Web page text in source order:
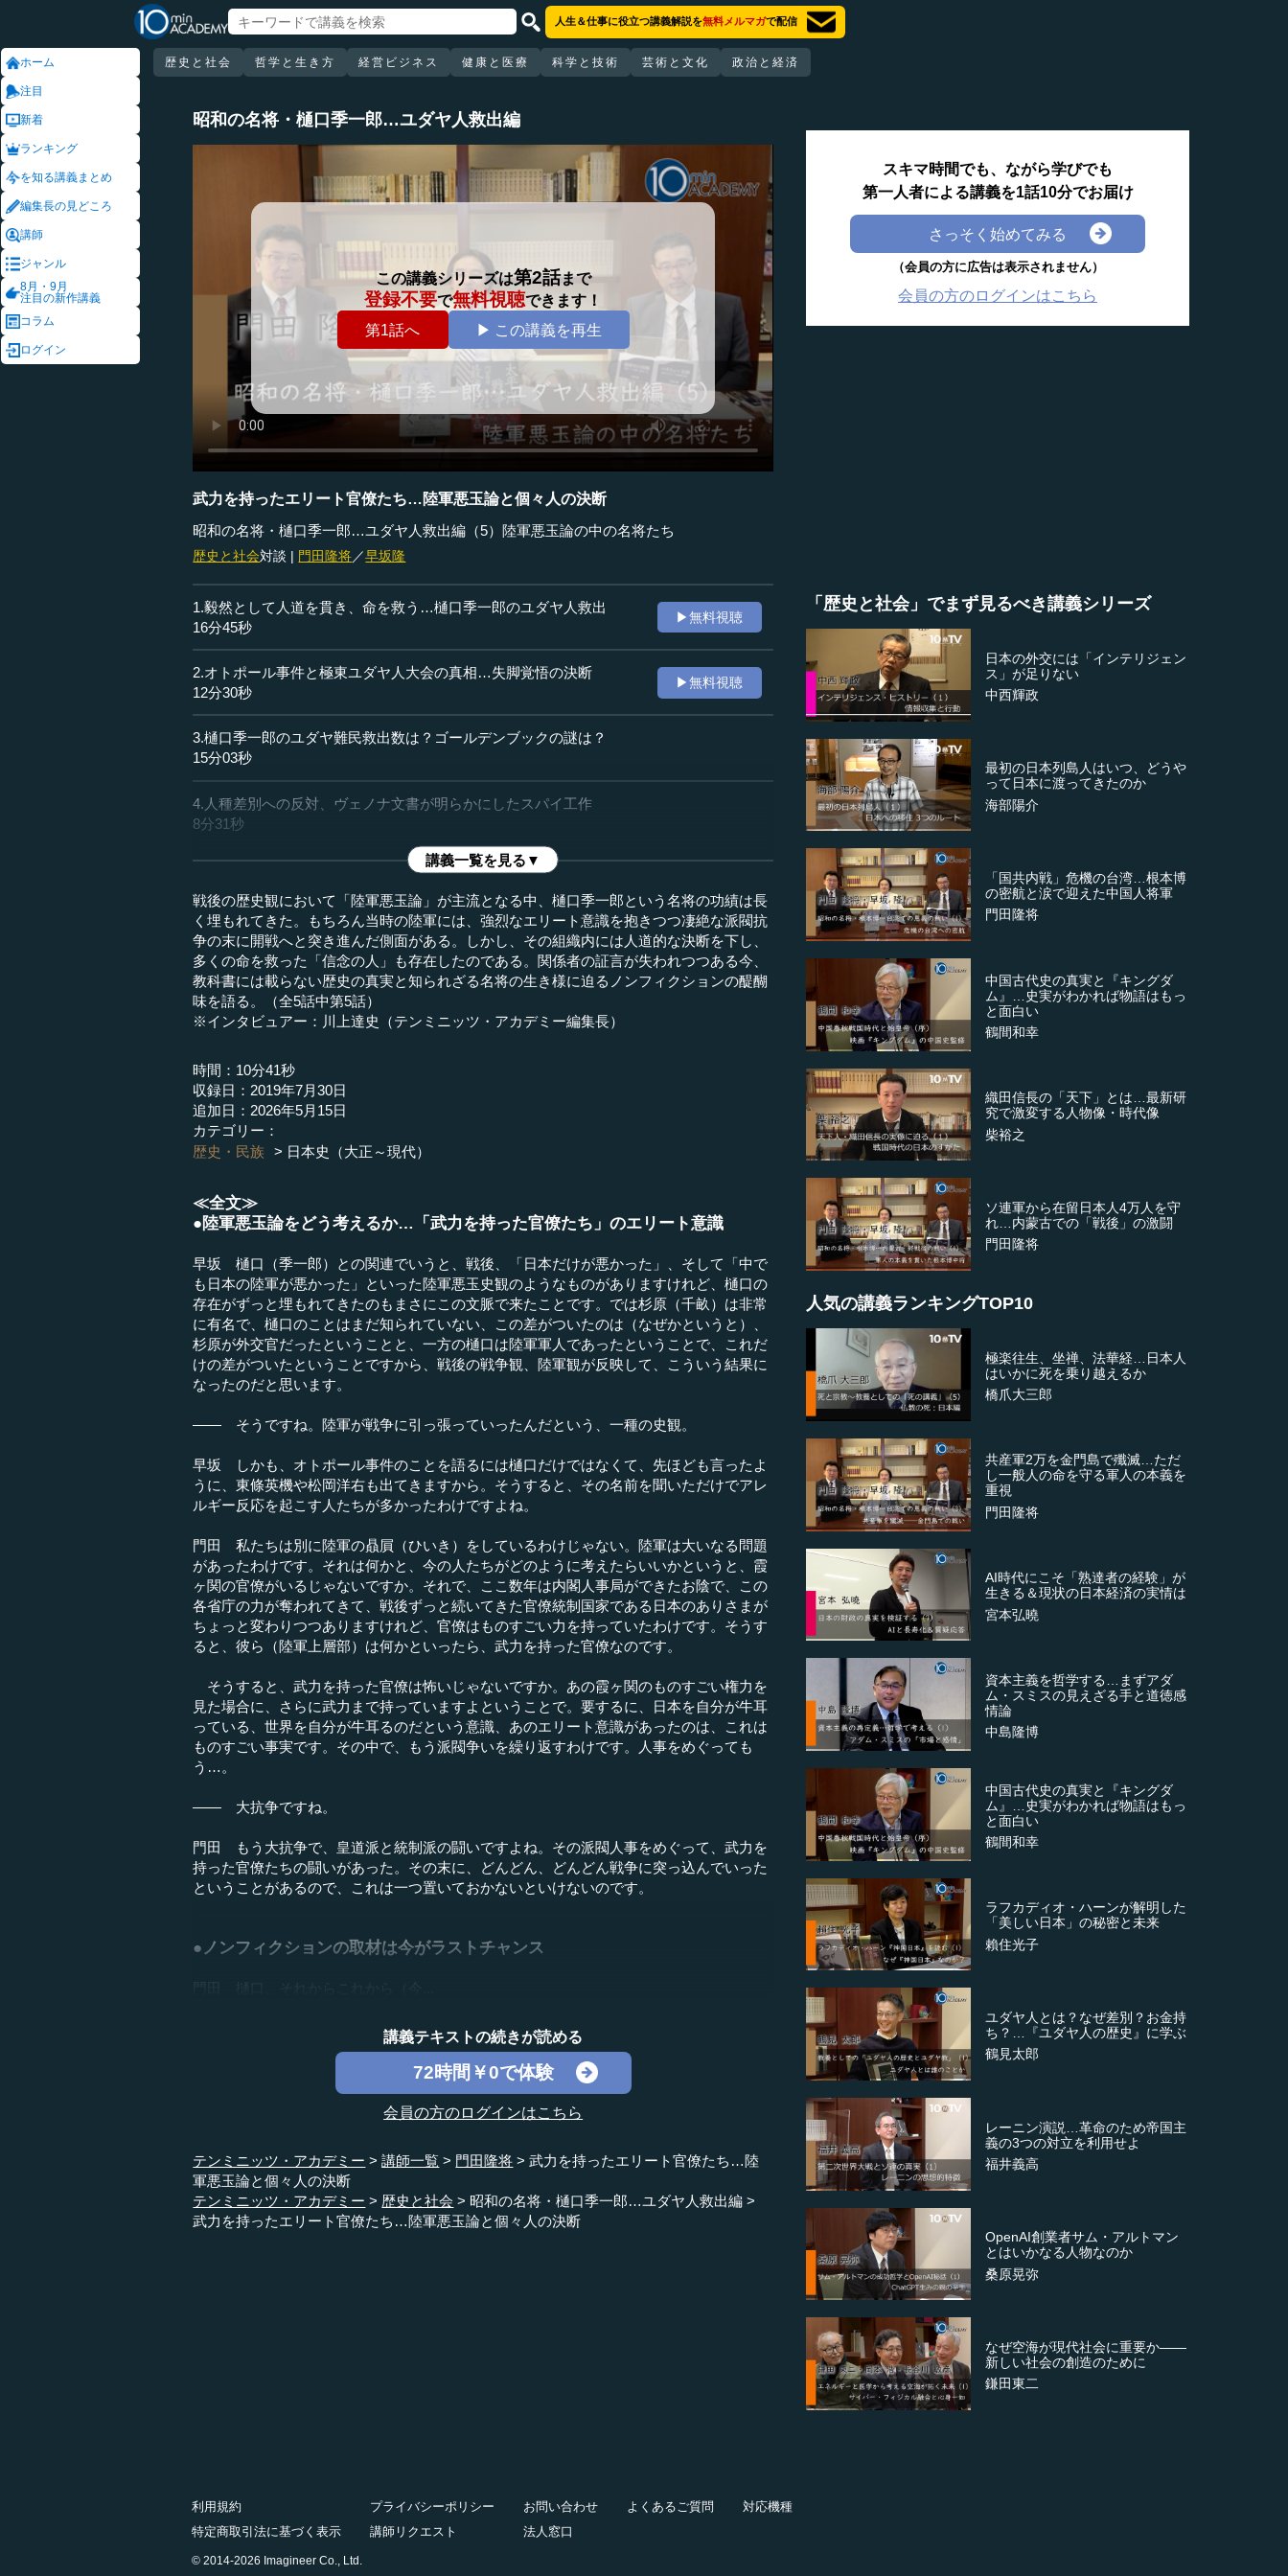
ホーム
注目
新着
ランキング
を知る講義まとめ
編集長の見どころ
講師
ジャンル
8月・9月
注目の新作講義
コラム
ログイン
人生＆仕事に役立つ講義解説を無料メルマガで配信
歴史と社会 哲学と生き方 経営ビジネス 健康と医療 科学と技術 芸術と文化 政治と経済
昭和の名将・樋口季一郎…ユダヤ人救出編
この講義シリーズは第2話まで
登録不要で無料視聴できます！
第1話へ
▶ この講義を再生
武力を持ったエリート官僚たち…陸軍悪玉論と個々人の決断
昭和の名将・樋口季一郎…ユダヤ人救出編（5）陸軍悪玉論の中の名将たち
歴史と社会対談 | 門田隆将／早坂隆
1.毅然として人道を貫き、命を救う…樋口季一郎のユダヤ人救出
16分45秒
▶無料視聴
2.オトポール事件と極東ユダヤ人大会の真相…失脚覚悟の決断
12分30秒
▶無料視聴
3.樋口季一郎のユダヤ難民救出数は？ゴールデンブックの謎は？
15分03秒
4.人種差別への反対、ヴェノナ文書が明らかにしたスパイ工作
8分31秒
講義一覧を見る▼
戦後の歴史観において「陸軍悪玉論」が主流となる中、樋口季一郎という名将の功績は長
く埋もれてきた。もちろん当時の陸軍には、強烈なエリート意識を抱きつつ凄絶な派閥抗
争の末に開戦へと突き進んだ側面がある。しかし、その組織内には人道的な決断を下し、
多くの命を救った「信念の人」も存在したのである。関係者の証言が失われつつある今、
教科書には載らない歴史の真実と知られざる名将の生き様に迫るノンフィクションの醍醐
味を語る。（全5話中第5話）
※インタビュアー：川上達史（テンミニッツ・アカデミー編集長）
時間：10分41秒
収録日：2019年7月30日
追加日：2026年5月15日
カテゴリー：
歴史・民族
日本史（大正～現代）
≪全文≫
●陸軍悪玉論をどう考えるか…「武力を持った官僚たち」のエリート意識
早坂 樋口（季一郎）との関連でいうと、戦後、「日本だけが悪かった」、そして「中で
も日本の陸軍が悪かった」といった陸軍悪玉史観のようなものがありますけれど、樋口の
存在がずっと埋もれてきたのもまさにこの文脈で来たことです。では杉原（千畝）は非常
に有名で、樋口のことはまだ知られていない、この差がついたのは（なぜかというと）、
杉原が外交官だったということと、一方の樋口は陸軍軍人であったということで、これだ
けの差がついたということですから、戦後の戦争観、陸軍観が反映して、こういう結果に
なったのだと思います。
―― そうですね。陸軍が戦争に引っ張っていったんだという、一種の史観。
早坂 しかも、オトポール事件のことを語るには樋口だけではなくて、先ほども言ったよ
うに、東條英機や松岡洋右も出てきますから。そうすると、その名前を聞いただけでアレ
ルギー反応を起こす人たちが多かったわけですよね。
門田 私たちは別に陸軍の贔屓（ひいき）をしているわけじゃない。陸軍は大いなる問題
があったわけです。それは何かと、今の人たちがどのように考えたらいいかというと、霞
ヶ関の官僚がいるじゃないですか。それで、ここ数年は内閣人事局ができたお陰で、この
各省庁の力が奪われてきて、戦後ずっと続いてきた官僚統制国家である日本のありさまが
ちょっと変わりつつありますけれど、官僚はものすごい力を持っていたわけです。そうす
ると、彼ら（陸軍上層部）は何かといったら、武力を持った官僚なのです。
そうすると、武力を持った官僚は怖いじゃないですか。あの霞ヶ関のものすごい権力を
見た場合に、さらに武力まで持っていますよということで。要するに、日本を自分が牛耳
っている、世界を自分が牛耳るのだという意識、あのエリート意識があったのは、これは
ものすごい事実です。その中で、もう派閥争いを繰り返すわけです。人事をめぐっても
う…。
―― 大抗争ですね。
門田 もう大抗争で、皇道派と統制派の闘いですよね。その派閥人事をめぐって、武力を
持った官僚たちの闘いがあった。その末に、どんどん、どんどん戦争に突っ込んでいった
ということがあるので、これは一つ置いておかないといけないのです。
●ノンフィクションの取材は今がラストチャンス
講義テキストの続きが読める
72時間￥0で体験
会員の方のログインはこちら
テンミニッツ・アカデミー 講師一覧 門田隆将
武力を持ったエリート官僚たち…陸
軍悪玉論と個々人の決断
テンミニッツ・アカデミー
歴史と社会
昭和の名将・樋口季一郎…ユダヤ人救出編
武力を持ったエリート官僚たち…陸軍悪玉論と個々人の決断
スキマ時間でも、ながら学びでも
第一人者による講義を1話10分でお届け
さっそく始めてみる
（会員の方に広告は表示されません）
会員の方のログインはこちら
「歴史と社会」でまず見るべき講義シリーズ
日本の外交には「インテリジェン
ス」が足りない
中西輝政
最初の日本列島人はいつ、どうや
って日本に渡ってきたのか
海部陽介
「国共内戦」危機の台湾…根本博
の密航と涙で迎えた中国人将軍
門田隆将
中国古代史の真実と『キングダ
ム』…史実がわかれば物語はもっ
と面白い
鶴間和幸
織田信長の「天下」とは…最新研
究で激変する人物像・時代像
柴裕之
ソ連軍から在留日本人4万人を守
れ…内蒙古での「戦後」の激闘
門田隆将
人気の講義ランキングTOP10
極楽往生、坐禅、法華経…日本人
はいかに死を乗り越えるか
橋爪大三郎
共産軍2万を金門島で殲滅…ただ
し一般人の命を守る軍人の本義を
重視
門田隆将
AI時代にこそ「熟達者の経験」が
生きる＆現状の日本経済の実情は
宮本弘曉
資本主義を哲学する…まずアダ
ム・スミスの見えざる手と道徳感
情論
中島隆博
中国古代史の真実と『キングダ
ム』…史実がわかれば物語はもっ
と面白い
鶴間和幸
ラフカディオ・ハーンが解明した
「美しい日本」の秘密と未来
賴住光子
ユダヤ人とは？なぜ差別？お金持
ち？…『ユダヤ人の歴史』に学ぶ
鶴見太郎
レーニン演説…革命のため帝国主
義の3つの対立を利用せよ
福井義高
OpenAI創業者サム・アルトマン
とはいかなる人物なのか
桑原晃弥
なぜ空海が現代社会に重要か――
新しい社会の創造のために
鎌田東二
利用規約 プライバシーポリシー お問い合わせ よくあるご質問
対応機種
特定商取引法に基づく表示
講師リクエスト 法人窓口
© 2014-2026 Imagineer Co., Ltd.